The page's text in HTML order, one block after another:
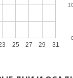
25 27 29 31